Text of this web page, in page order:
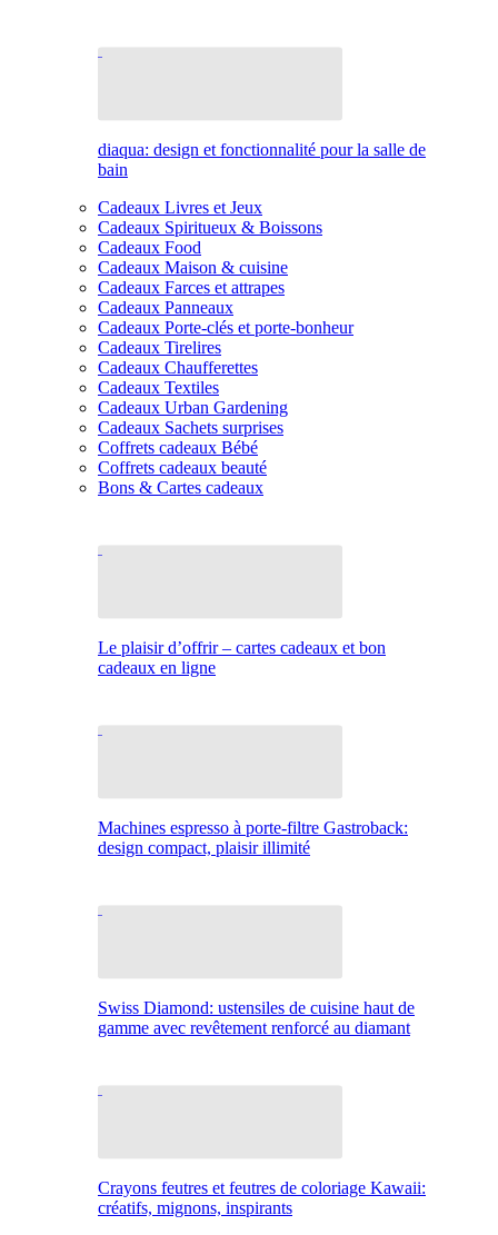
diaqua: design et fonctionnalité pour la salle de
bain
Cadeaux Livres et Jeux
Cadeaux Spiritueux & Boissons
Cadeaux Food
Cadeaux Maison & cuisine
Cadeaux Farces et attrapes
Cadeaux Panneaux
Cadeaux Porte-clés et porte-bonheur
Cadeaux Tirelires
Cadeaux Chaufferettes
Cadeaux Textiles
Cadeaux Urban Gardening
Cadeaux Sachets surprises
Coffrets cadeaux Bébé
Coffrets cadeaux beauté
Bons & Cartes cadeaux
Le plaisir d’offrir – cartes cadeaux et bon
cadeaux en ligne
Machines espresso à porte-filtre Gastroback:
design compact, plaisir illimité
Swiss Diamond: ustensiles de cuisine haut de
gamme avec revêtement renforcé au diamant
Crayons feutres et feutres de coloriage Kawaii:
créatifs, mignons, inspirants